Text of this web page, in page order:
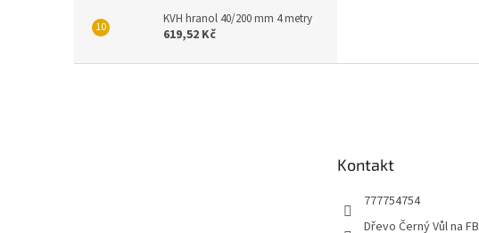
KVH hranol 40/200 mm 4 metry
619,52 Kč
Kontakt
777754754
Dřevo Černý Vůl na FB